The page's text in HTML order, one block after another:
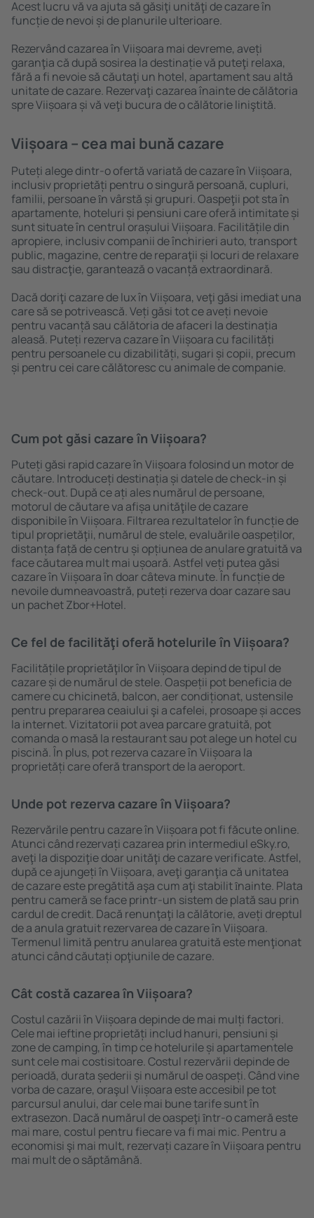
Acest lucru vă va ajuta să găsiţi unităţi de cazare în
funcție de nevoi și de planurile ulterioare.
Rezervând cazarea în Viișoara mai devreme, aveți
garanţia că după sosirea la destinație vă puteţi relaxa,
fără a fi nevoie să căutaţi un hotel, apartament sau altă
unitate de cazare. Rezervaţi cazarea înainte de călătoria
spre Viișoara și vă veţi bucura de o călătorie liniştită.
Viișoara – cea mai bună cazare
Puteți alege dintr-o ofertă variată de cazare în Viișoara,
inclusiv proprietăți pentru o singură persoană, cupluri,
familii, persoane ȋn vârstă și grupuri. Oaspeţii pot sta în
apartamente, hoteluri și pensiuni care oferă intimitate și
sunt situate în centrul orașului Viișoara. Facilitățile din
apropiere, inclusiv companii de închirieri auto, transport
public, magazine, centre de reparaţii și locuri de relaxare
sau distracţie, garantează o vacanță extraordinară.
Dacă doriţi cazare de lux în Viișoara, veţi găsi imediat una
care să se potrivească. Veți găsi tot ce aveți nevoie
pentru vacanță sau călătoria de afaceri la destinația
aleasă. Puteți rezerva cazare în Viișoara cu facilități
pentru persoanele cu dizabilități, sugari și copii, precum
și pentru cei care călătoresc cu animale de companie.
Cum pot găsi cazare în Viișoara?
Puteți găsi rapid cazare în Viișoara folosind un motor de
căutare. Introduceți destinația și datele de check-in și
check-out. După ce ați ales numărul de persoane,
motorul de căutare va afișa unităţile de cazare
disponibile în Viișoara. Filtrarea rezultatelor în funcție de
tipul proprietăţii, numărul de stele, evaluările oaspeților,
distanța față de centru și opțiunea de anulare gratuită va
face căutarea mult mai ușoară. Astfel veți putea găsi
cazare în Viișoara în doar câteva minute. În funcție de
nevoile dumneavoastră, puteți rezerva doar cazare sau
un pachet Zbor+Hotel.
Ce fel de facilităţi oferă hotelurile în Viișoara?
Facilitățile proprietăţilor în Viișoara depind de tipul de
cazare și de numărul de stele. Oaspeții pot beneficia de
camere cu chicinetă, balcon, aer condiționat, ustensile
pentru prepararea ceaiului şi a cafelei, prosoape și acces
la internet. Vizitatorii pot avea parcare gratuită, pot
comanda o masă la restaurant sau pot alege un hotel cu
piscină. În plus, pot rezerva cazare în Viișoara la
proprietăți care oferă transport de la aeroport.
Unde pot rezerva cazare în Viișoara?
Rezervările pentru cazare în Viișoara pot fi făcute online.
Atunci când rezervați cazarea prin intermediul eSky.ro,
aveţi la dispoziţie doar unităţi de cazare verificate. Astfel,
după ce ajungeți în Viișoara, aveţi garanţia că unitatea
de cazare este pregătită aşa cum aţi stabilit ȋnainte. Plata
pentru cameră se face printr-un sistem de plată sau prin
cardul de credit. Dacă renunţaţi la călătorie, aveți dreptul
de a anula gratuit rezervarea de cazare în Viișoara.
Termenul limită pentru anularea gratuită este menţionat
atunci când căutați opţiunile de cazare.
Cât costă cazarea în Viișoara?
Costul cazării în Viișoara depinde de mai mulți factori.
Cele mai ieftine proprietăți includ hanuri, pensiuni și
zone de camping, în timp ce hotelurile și apartamentele
sunt cele mai costisitoare. Costul rezervării depinde de
perioadă, durata șederii și numărul de oaspeți. Când vine
vorba de cazare, oraşul Viișoara este accesibil pe tot
parcursul anului, dar cele mai bune tarife sunt în
extrasezon. Dacă numărul de oaspeţi ȋntr-o cameră este
mai mare, costul pentru fiecare va fi mai mic. Pentru a
economisi şi mai mult, rezervați cazare în Viișoara pentru
mai mult de o săptămână.